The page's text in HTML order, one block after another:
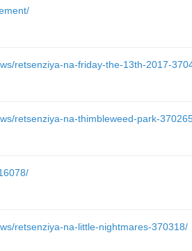
retsenziya-na-friday-the-13th-2017-
retsenziya-na-thimbleweed-park-
retsenziya-na-little-nightmares-370318/